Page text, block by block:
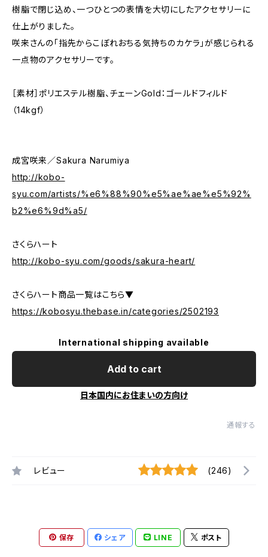
樹脂で閉じ込め、一つひとつの表情を大切にしたアクセサリーに
仕上がりました。
咲来さんの「指先からこぼれおちる気持ちのカケラ」が感じられる
一点物のアクセサリーです。
［素材］ポリエステル樹脂、チェーンGold：ゴールドフィルド
（14kgf）
成宮咲来／Sakura Narumiya
http://kobo-
syu.com/artists/%e6%88%90%e5%ae%ae%e5%92%
b2%e6%9d%a5/
さくらハート
http://kobo-syu.com/goods/sakura-heart/
さくらハート商品一覧はこちら▼
https://kobosyu.thebase.in/categories/2502193
International shipping available
Add to cart
日本国内にお住まいの方向け
通報する
レビュー (246)
保存 シェア LINE ポスト